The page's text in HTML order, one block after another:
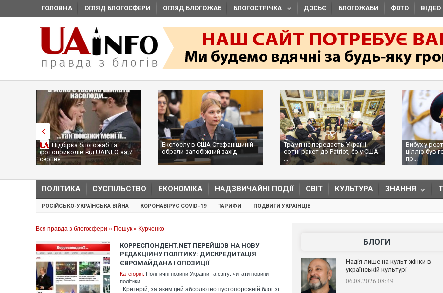
ГОЛОВНА ОГЛЯД БЛОГОСФЕРИ ОГЛЯД БЛОГОЖАБ БЛОГОСТРІЧКА ДОСЬЄ БЛОГОЖАБИ ФОТО ВІДЕО
Підбірка блогожаб та
фотоприколів від UAINFO за 7
серпня
Експослу в США Стефанішиній
обрали запобіжний захід
Трамп не передасть Україні
сотні ракет до Patriot, бо у США
...
Вибух у
ціллю був
пр...
ПОЛІТИКА СУСПІЛЬСТВО ЕКОНОМІКА НАДЗВИЧАЙНІ ПОДІЇ СВІТ КУЛЬТУРА ЗНАННЯ
РОСІЙСЬКО-УКРАЇНСЬКА ВІЙНА КОРОНАВІРУС COVID-19 ТАРИФИ ПОДВИГИ УКРАЇНЦІВ
Вся правда з блогосфери » Пошук » Курченко
КОРРЕСПОНДЕНТ.NET ПЕРЕЙШОВ НА НОВУ
РЕДАКЦІЙНУ ПОЛІТИКУ: ДИСКРЕДИТАЦІЯ
ЄВРОМАЙДАНА І ОПОЗИЦІЇ
Категорія: Політичні новини України та світу: читати новини
політики
Критерій, за яким цей абсолютно пустопорожній блог зі
БЛОГИ
Надія лише на культ жінки в
українській культурі
06.08.2026 08:49